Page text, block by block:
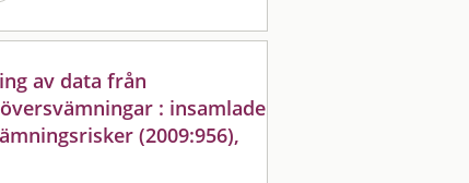
av data från
: insamlade
(2009:956),